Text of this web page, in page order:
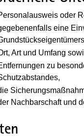
oder
eine
Art und Umfang
zu
Nachbarschaft und